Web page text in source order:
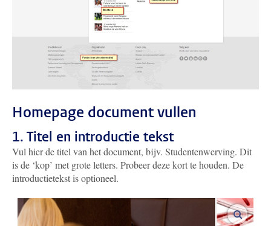
Homepage document vullen
1. Titel en introductie tekst
Vul hier de titel van het document, bijv. Studentenwerving. Dit
is de ‘kop’ met grote letters. Probeer deze kort te houden. De
introductietekst is optioneel.